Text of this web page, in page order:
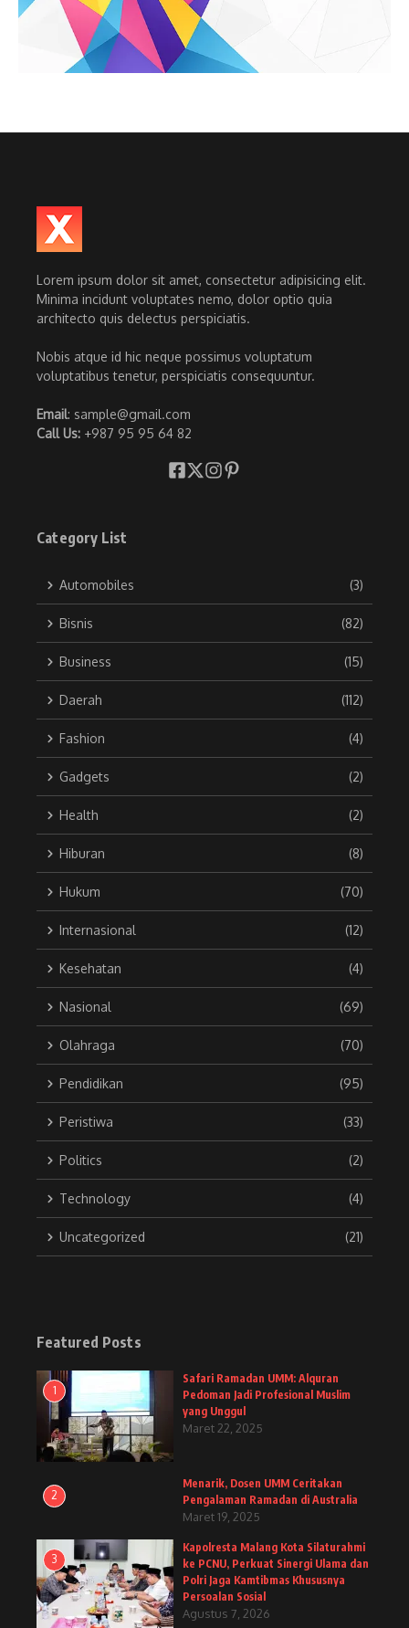
Lorem ipsum dolor sit amet, consectetur adipisicing elit.
Minima incidunt voluptates nemo, dolor optio quia
architecto quis delectus perspiciatis.
Nobis atque id hic neque possimus voluptatum
voluptatibus tenetur, perspiciatis consequuntur.
Email: sample@gmail.com
Call Us: +987 95 95 64 82
Category List
Automobiles (3)
Bisnis (82)
Business (15)
Daerah (112)
Fashion (4)
Gadgets (2)
Health (2)
Hiburan (8)
Hukum (70)
Internasional (12)
Kesehatan (4)
Nasional (69)
Olahraga (70)
Pendidikan (95)
Peristiwa (33)
Politics (2)
Technology (4)
Uncategorized (21)
Featured Posts
1
Safari Ramadan UMM: Alquran
Pedoman Jadi Profesional Muslim
yang Unggul
Maret 22, 2025
2
Menarik, Dosen UMM Ceritakan
Pengalaman Ramadan di Australia
Maret 19, 2025
3
Kapolresta Malang Kota Silaturahmi
ke PCNU, Perkuat Sinergi Ulama dan
Polri Jaga Kamtibmas Khususnya
Persoalan Sosial
Agustus 7, 2026